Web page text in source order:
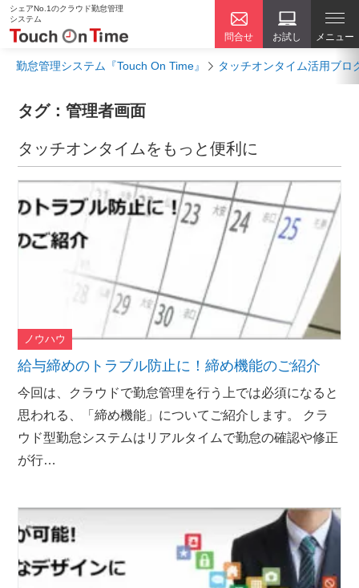
メニュー
シェアNo.1のクラウド勤怠管理
システム
問合せ お試し
勤怠管理システム『Touch On Time』 タッチオンタイム活用ブロ
タグ：管理者画面
タッチオンタイムをもっと便利に
給与締めのトラブル防止に！締め機能のご紹介
ノウハウ
今回は、クラウドで勤怠管理を行う上では必須になると
思われる、「締め機能」についてご紹介します。 クラ
ウド型勤怠システムはリアルタイムで勤怠の確認や修正
が行…